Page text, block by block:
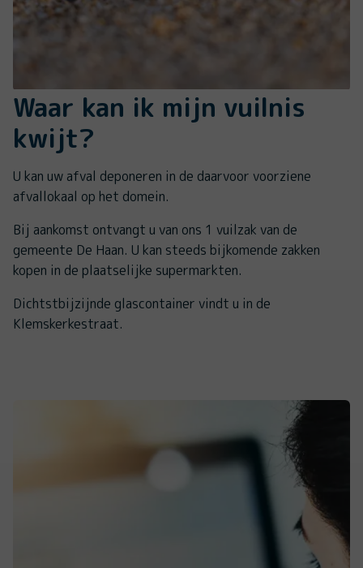
Waar kan ik mijn vuilnis
kwijt?
U kan uw afval deponeren in de daarvoor voorziene
afvallokaal op het domein.
Bij aankomst ontvangt u van ons 1 vuilzak van de
gemeente De Haan. U kan steeds bijkomende zakken
kopen in de plaatselijke supermarkten.
Dichtstbijzijnde glascontainer vindt u in de
Klemskerkestraat.